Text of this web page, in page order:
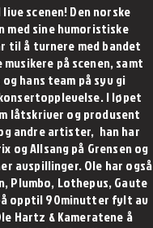
scenen! Den norske
med sine humoristiske
til å turnere med bandet
på scenen, samt
hans team på syv gi
I løpet
låtskriver og produsent
andre artister, han har
og Allsang på Grensen og
avspillinger. Ole har også
Plumbo, Lothepus, Gaute
opptil 90minutter fylt av
Hartz & Kameratene å